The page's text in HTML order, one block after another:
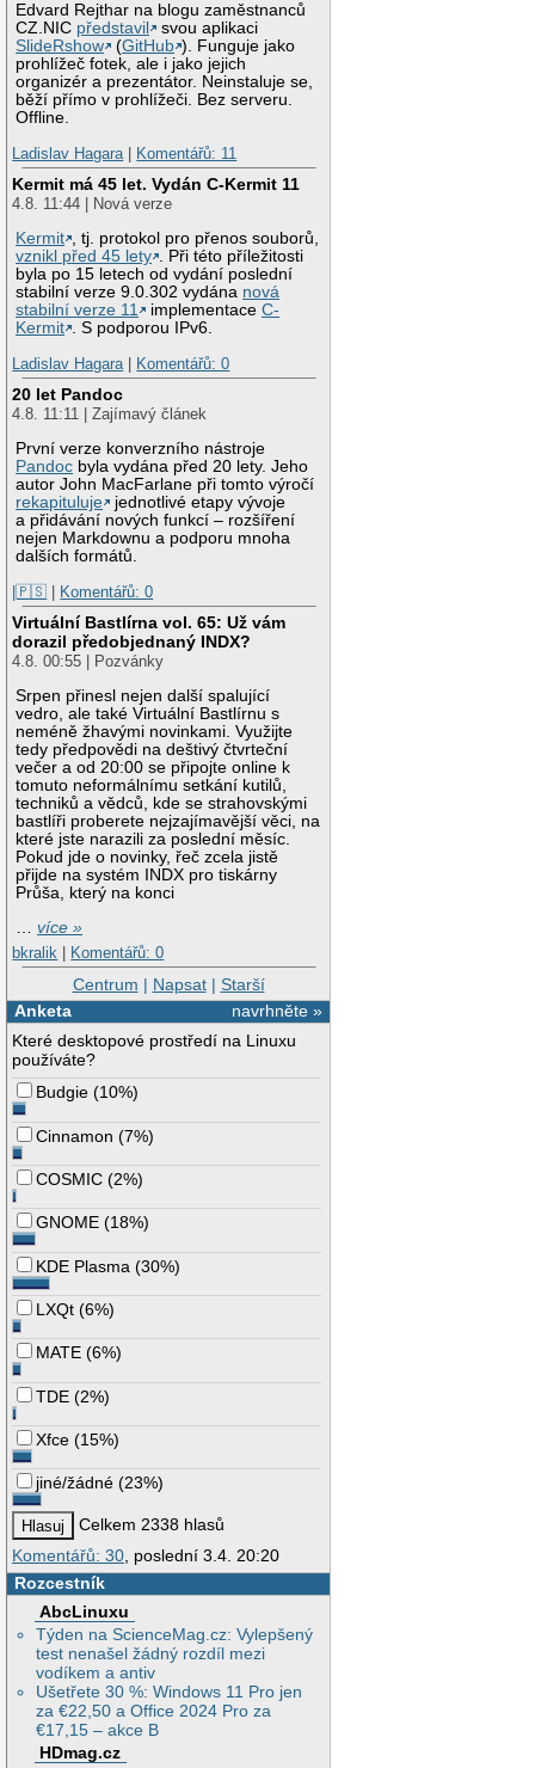
Edvard Rejthar na blogu zaměstnanců
CZ.NIC představil
svou aplikaci
SlideRshow
(GitHub ). Funguje jako
prohlížeč fotek, ale i jako jejich
organizér a prezentátor. Neinstaluje se,
běží přímo v prohlížeči. Bez serveru.
Offline.
Ladislav Hagara | Komentářů: 11
Kermit má 45 let. Vydán C-Kermit 11
4.8. 11:44 | Nová verze
Kermit
, tj. protokol pro přenos souborů,
vznikl před 45 lety
. Při této příležitosti
byla po 15 letech od vydání poslední
stabilní verze 9.0.302 vydána nová
stabilní verze 11
implementaceC-
Kermit
. S podporou IPv6.
Ladislav Hagara | Komentářů: 0
20 let Pandoc
4.8. 11:11 | Zajímavý článek
První verze konverzního nástroje
Pandoc byla vydána před 20 lety. Jeho
autor John MacFarlane při tomto výročí
rekapituluje
jednotlivé etapy vývoje
a přidávání nových funkcí – rozšíření
nejen Markdownu a podporu mnoha
dalších formátů.
|🇵🇸 | Komentářů: 0
Virtuální Bastlírna vol. 65: Už vám
dorazil předobjednaný INDX?
4.8. 00:55 | Pozvánky
Srpen přinesl nejen další spalující
vedro, ale také Virtuální Bastlírnu s
neméně žhavými novinkami. Využijte
tedy předpovědi na deštivý čtvrteční
večer a od 20:00 se připojte online k
tomuto neformálnímu setkání kutilů,
techniků a vědců, kde se strahovskými
bastlíři proberete nejzajímavější věci, na
které jste narazili za poslední měsíc.
Pokud jde o novinky, řeč zcela jistě
přijde na systém INDX pro tiskárny
Průša, který na konci
…více »
bkralik
Komentářů: 0
Centrum | Napsat| Starší
navrhněte »
Anketa
Které desktopové prostředí na Linuxu
používáte?
Budgie (10%)
Cinnamon (7%)
COSMIC (2%)
GNOME (18%)
KDE Plasma (30%)
LXQt (6%)
MATE (6%)
TDE (2%)
Xfce (15%)
jiné/žádné (23%)
Celkem 2338 hlasů
Komentářů: 30 , poslední 3.4. 20:20
Rozcestník
AbcLinuxu
Týden na ScienceMag.cz: Vylepšený
test nenašel žádný rozdíl mezi
vodíkem a antiv
Ušetřete 30 %: Windows 11 Pro jen
za €22,50 a Office 2024 Pro za
€17,15 – akce B
HDmag.cz